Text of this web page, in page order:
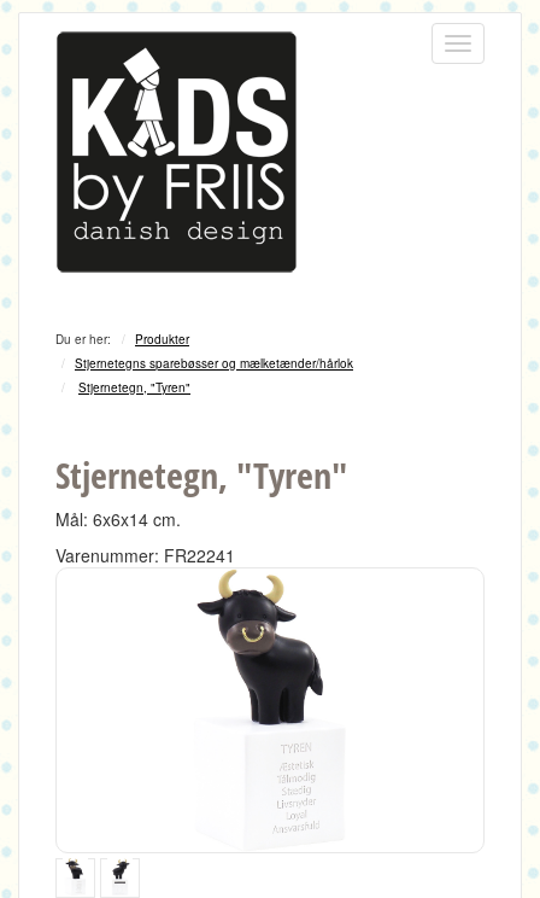
Menu
Du er her:
Produkter
Stjernetegns sparebøsser og mælketænder/hårlok
Stjernetegn, "Tyren"
Stjernetegn, "Tyren"
Mål: 6x6x14 cm.
Varenummer: FR22241